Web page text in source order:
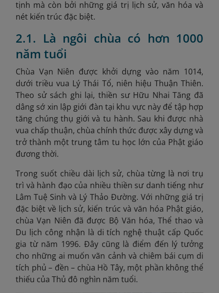
tịnh mà còn bởi những giá trị lịch sử, văn hóa và
nét kiến trúc đặc biệt.
2.1. Là ngôi chùa có hơn 1000
năm tuổi
Chùa Vạn Niên được khởi dựng vào năm 1014,
dưới triều vua Lý Thái Tổ, niên hiệu Thuận Thiên.
Theo sử sách ghi lại, thiền sư Hữu Nhai Tăng đã
dâng sớ xin lập giới đàn tại khu vực này để tập hợp
tăng chúng thụ giới và tu hành. Sau khi được nhà
vua chấp thuận, chùa chính thức được xây dựng và
trở thành một trung tâm tu học lớn của Phật giáo
đương thời.
Trong suốt chiều dài lịch sử, chùa từng là nơi trụ
trì và hành đạo của nhiều thiền sư danh tiếng như
Lâm Tuệ Sinh và Lý Thảo Đường. Với những giá trị
đặc biệt về lịch sử, kiến trúc và văn hóa Phật giáo,
chùa Vạn Niên đã được Bộ Văn hóa, Thể thao và
Du lịch công nhận là di tích nghệ thuật cấp Quốc
gia từ năm 1996. Đây cũng là điểm đến lý tưởng
cho những ai muốn vãn cảnh và chiêm bái cụm di
tích phủ – đền – chùa Hồ Tây, một phần không thể
thiếu của Thủ đô nghìn năm tuổi.